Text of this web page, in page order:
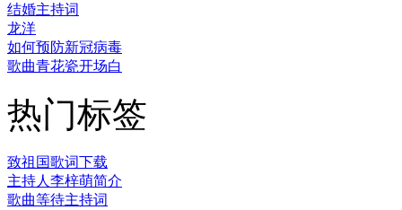
结婚主持词
龙洋
如何预防新冠病毒
歌曲青花瓷开场白
热门标签
致祖国歌词下载
主持人李梓萌简介
歌曲等待主持词